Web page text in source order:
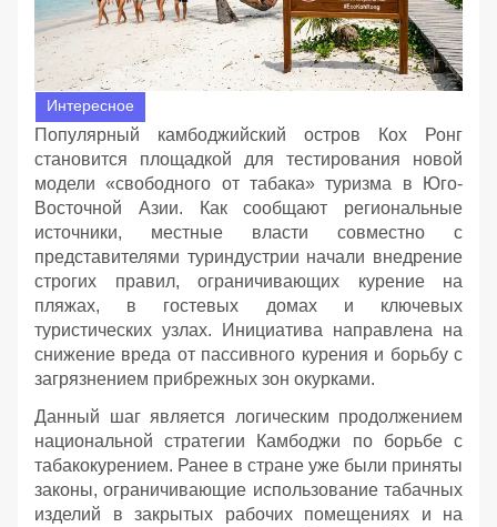
Интересное
Популярный камбоджийский остров Кох Ронг
становится площадкой для тестирования новой
модели «свободного от табака» туризма в Юго-
Восточной Азии. Как сообщают региональные
источники, местные власти совместно с
представителями туриндустрии начали внедрение
строгих правил, ограничивающих курение на
пляжах, в гостевых домах и ключевых
туристических узлах. Инициатива направлена на
снижение вреда от пассивного курения и борьбу с
загрязнением прибрежных зон окурками.
Данный шаг является логическим продолжением
национальной стратегии Камбоджи по борьбе с
табакокурением. Ранее в стране уже были приняты
законы, ограничивающие использование табачных
изделий в закрытых рабочих помещениях и на